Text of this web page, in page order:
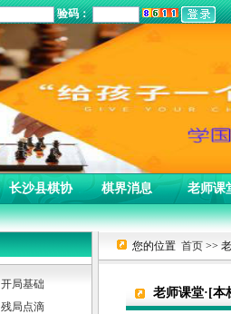
验码：
长沙县棋协 棋界消息 老师课
开局基础
残局点滴
您的位置 首页 >>
老师课堂·[本